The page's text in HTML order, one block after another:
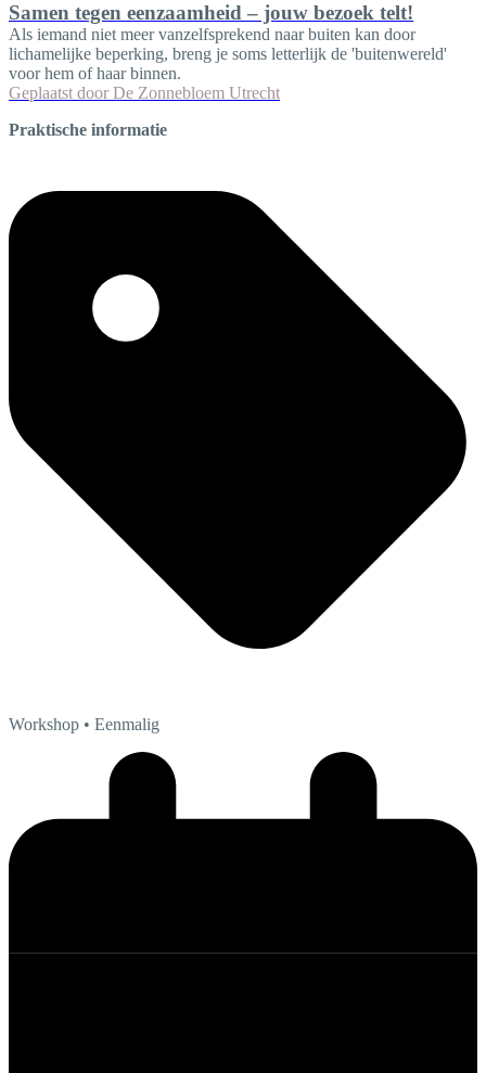
Samen tegen eenzaamheid – jouw bezoek telt!
Als iemand niet meer vanzelfsprekend naar buiten kan door
lichamelijke beperking, breng je soms letterlijk de 'buitenwereld'
voor hem of haar binnen.
Geplaatst door De Zonnebloem Utrecht
Praktische informatie
Workshop • Eenmalig